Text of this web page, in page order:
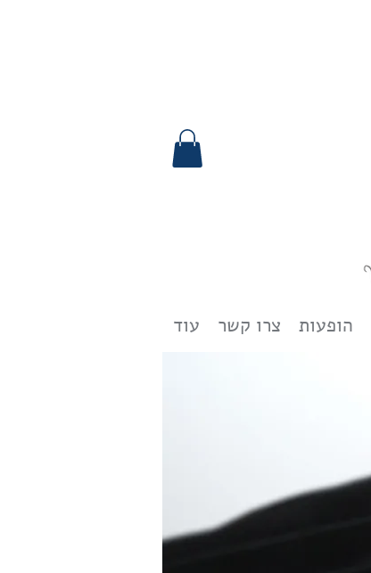
הופעות צרו קשר עוד